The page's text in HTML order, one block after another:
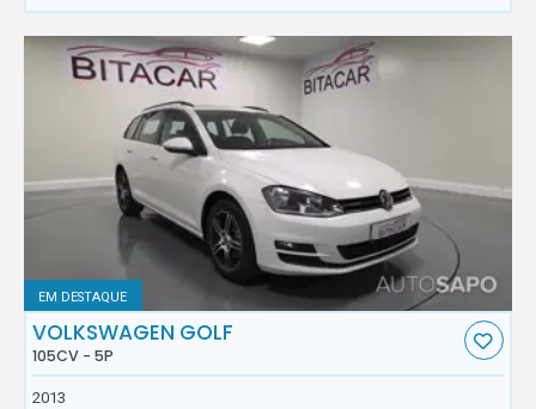
EM DESTAQUE
VOLKSWAGEN GOLF
105CV - 5P
2013